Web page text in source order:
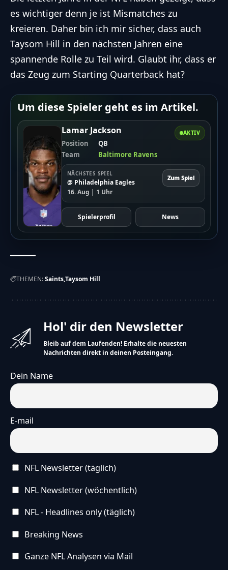
es wichtiger denn je ist Mismatches zu
kreieren. Daher bin ich mir sicher, dass auch
Taysom Hill in den nächsten Jahren eine
spannende Rolle zu Teil wird. Glaubt ihr, dass er
das Zeug zum Starting Quarterback hat?
Um diese Spieler geht es im Artikel.
AKTIV
Lamar Jackson
Position
QB
Team
Baltimore Ravens
NÄCHSTES SPIEL
@ Philadelphia Eagles
16. Aug | 1 Uhr
Zum Spiel
Spielerprofil News
THEMEN:SaintsTaysom Hill
Hol' dir den Newsletter
Bleib auf dem Laufenden! Erhalte die neuesten
Nachrichten direkt in deinen Posteingang.
Dein Name
E-mail
NFL Newsletter (täglich)
NFL Newsletter (wöchentlich)
NFL - Headlines only (täglich)
Breaking News
Ganze NFL Analysen via Mail